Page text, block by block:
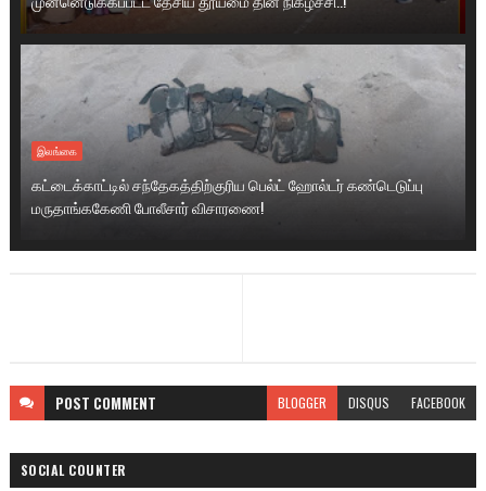
இலங்கை
கட்டைக்காட்டில் சந்தேகத்திற்குரிய பெல்ட் ஹோல்டர் கண்டெடுப்பு
மருதாங்ககேணி போலீசார் விசாரணை!
POST COMMENT BLOGGER DISQUS FACEBOOK
SOCIAL COUNTER